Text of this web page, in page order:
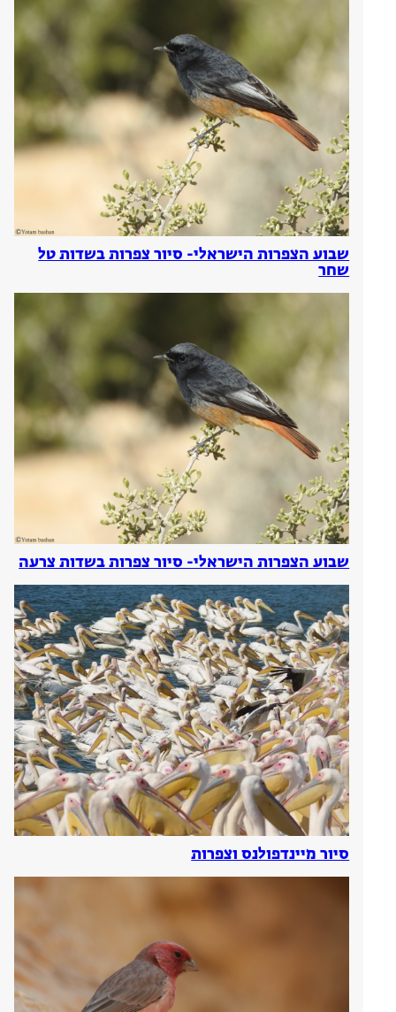
שבוע הצפרות הישראלי- סיור צפרות בשדות טל
שחר
שבוע הצפרות הישראלי- סיור צפרות בשדות צרעה
סיור מיינדפולנס וצפרות